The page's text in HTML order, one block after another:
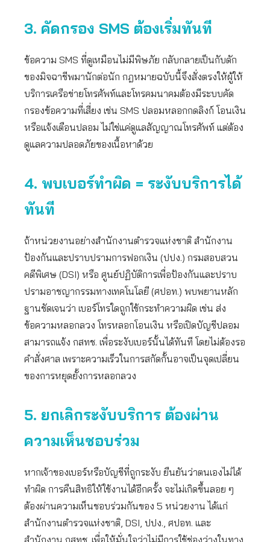
3. คัดกรอง SMS ต้องเริ่มทันที
ข้อความ SMS ที่ดูเหมือนไม่มีพิษภัย กลับกลายเป็นกับดัก
ของมิจฉาชีพมานักต่อนัก กฎหมายฉบับนี้จึงสั่งตรงให้ผู้ให้
บริการเครือข่ายโทรศัพท์และโทรคมนาคมต้องมีระบบคัด
กรองข้อความที่เสี่ยง เช่น SMS ปลอมหลอกกดลิงก์ โอนเงิน
หรือแจ้งเตือนปลอม ไม่ใช่แค่ดูแลสัญญาณโทรศัพท์ แต่ต้อง
ดูแลความปลอดภัยของเนื้อหาด้วย
4. พบเบอร์ทำผิด = ระงับบริการได้
ทันที
ถ้าหน่วยงานอย่างสำนักงานตำรวจแห่งชาติ สำนักงาน
ป้องกันและปราบปรามการฟอกเงิน (ปปง.) กรมสอบสวน
คดีพิเศษ (DSI) หรือ ศูนย์ปฏิบัติการเพื่อป้องกันและปราบ
ปรามอาชญากรรมทางเทคโนโลยี (ศปอท.) พบพยานหลัก
ฐานชัดเจนว่า เบอร์โทรใดถูกใช้กระทำความผิด เช่น ส่ง
ข้อความหลอกลวง โทรหลอกโอนเงิน หรือเปิดบัญชีปลอม
สามารถแจ้ง กสทช. เพื่อระงับเบอร์นั้นได้ทันที โดยไม่ต้องรอ
คำสั่งศาล เพราะความเร็วในการสกัดกั้นอาจเป็นจุดเปลี่ยน
ของการหยุดยั้งการหลอกลวง
5. ยกเลิกระงับบริการ ต้องผ่าน
ความเห็นชอบร่วม
หากเจ้าของเบอร์หรือบัญชีที่ถูกระงับ ยืนยันว่าตนเองไม่ได้
ทำผิด การคืนสิทธิให้ใช้งานได้อีกครั้ง จะไม่เกิดขึ้นลอย ๆ
ต้องผ่านความเห็นชอบร่วมกันของ 5 หน่วยงาน ได้แก่
สำนักงานตำรวจแห่งชาติ, DSI, ปปง., ศปอท. และ
สำนักงาน กสทช. เพื่อให้มั่นใจว่าไม่มีการใช้ช่องว่างในทาง